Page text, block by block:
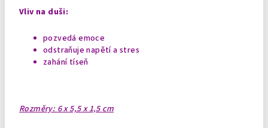
Vliv na duši:
pozvedá emoce
odstraňuje napětí a stres
zahání tíseň
Rozměry: 6 x 5,5 x 1,5 cm